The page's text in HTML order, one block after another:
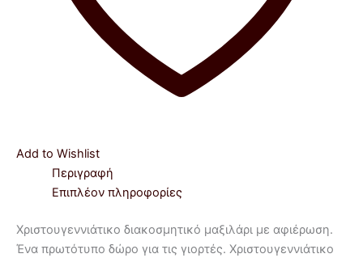
Add to Wishlist
Περιγραφή
Επιπλέον πληροφορίες
Χριστουγεννιάτικο διακοσμητικό μαξιλάρι με αφιέρωση.
Ένα πρωτότυπο δώρο για τις γιορτές. Χριστουγεννιάτικο